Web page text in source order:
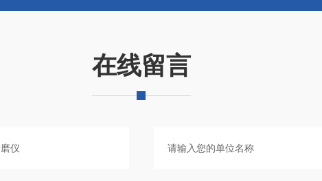
在线留言